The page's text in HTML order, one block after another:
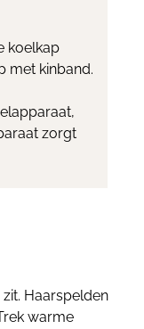
koelkap
met kinband.
zorgt
Haarspelden
warme